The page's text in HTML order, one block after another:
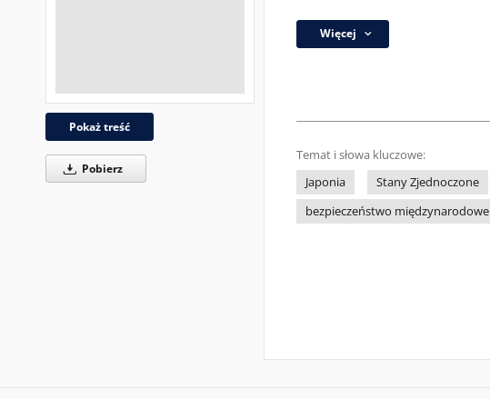
Pokaż treść
Pobierz
Więcej
Temat i słowa kluczowe:
Japonia
Stany Zjednoczone
bezpieczeństwo międzynarodowe